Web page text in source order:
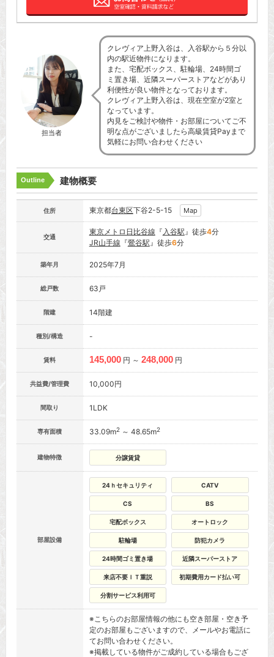
担当者
クレヴィア上野入谷は、入谷駅から５分以
内の駅近物件になります。
また、宅配ボックス、駐輪場、24時間ゴ
ミ置き場、近隣スーパーストアなどがあり
利便性が良い物件となっております。
クレヴィア上野入谷は、現在空室が2室と
なっています。
内見をご検討や物件・お部屋についてご不
明な点がございましたら高級賃貸Payまで
気軽にお問い合わせください
Outline 建物概要
住所 東京都台東区下谷2-5-15 Map
交通
東京メトロ日比谷線 『 入谷駅』徒歩4分
JR山手線 『鶯谷駅』徒歩6分
築年月 2025年7月
総戸数 63戸
階建 14階建
種別/構造 -
賃料 145,000 円 ～ 248,000 円
共益費/管理費 10,000円
間取り 1LDK
専有面積 33.09m2～ 48.65m2
建物特徴 分譲賃貸
部屋設備
24ｈセキュリティ CATV
CS BS
宅配ボックス オートロック
駐輪場 防犯カメラ
24時間ゴミ置き場 近隣スーパーストア
来店不要ＩＴ重説 初期費用カード払い可
分割サービス利用可
※こちらのお部屋情報の他にも空き部屋・空き予
定のお部屋もございますので、メールやお電話に
てお問い合わせください。
※掲載している物件がご成約している場合もござ